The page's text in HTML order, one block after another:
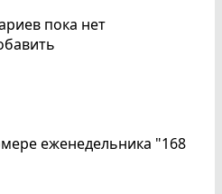
пока нет
еженедельника "168